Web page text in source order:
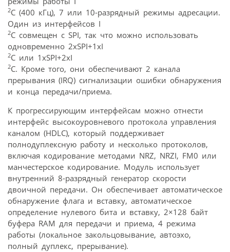
2C (400 кГц), 7 или 10-разрядный режимы адресации.
Один из интерфейсов I
2C совмещен с SPI, так что можно использовать
одновременно 2xSPI+1xI
2C или 1xSPI+2xI
2C. Кроме того, они обеспечивают 2 канала
прерывания (IRQ) сигнализации ошибки обнаружения
и конца передачи/приема.
К прогрессирующим интерфейсам можно отнести
интерфейс высокоуровневого протокола управления
каналом (HDLC), который поддерживает
полнодуплексную работу и несколько протоколов,
включая кодирование методами NRZ, NRZI, FM0 или
манчестерское кодирование. Модуль использует
внутренний 8-разрядный генератор скорости
двоичной передачи. Он обеспечивает автоматическое
обнаружение флага и вставку, автоматическое
определение нулевого бита и вставку, 2×128 байт
буфера RAM для передачи и приема, 4 режима
работы (локальное закольцовывание, автоэхо,
полный дуплекс, прерывание).